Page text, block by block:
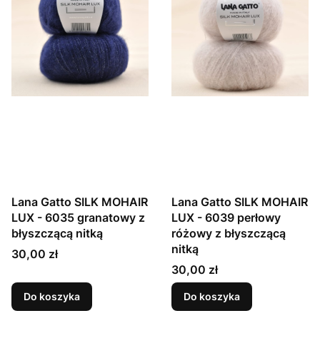
Lana Gatto SILK MOHAIR
LUX - 6035 granatowy z
błyszczącą nitką
Cena
30,00 zł
Do koszyka
Lana Gatto SILK MOHAIR
LUX - 6039 perłowy
różowy z błyszczącą
nitką
Cena
30,00 zł
Do koszyka